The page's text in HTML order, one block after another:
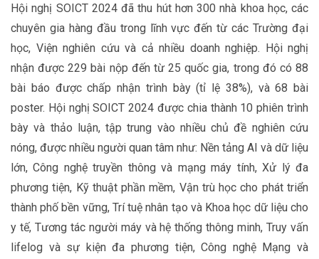
Hội nghị SOICT 2024 đã thu hút hơn 300 nhà khoa học, các
chuyên gia hàng đầu trong lĩnh vực đến từ các Trường đại
học, Viện nghiên cứu và cả nhiều doanh nghiệp. Hội nghị
nhận được 229 bài nộp đến từ 25 quốc gia, trong đó có 88
bài báo được chấp nhận trình bày (tỉ lệ 38%), và 68 bài
poster. Hội nghị SOICT 2024 được chia thành 10 phiên trình
bày và thảo luận, tập trung vào nhiều chủ đề nghiên cứu
nóng, được nhiều người quan tâm như: Nền tảng AI và dữ liệu
lớn, Công nghệ truyền thông và mạng máy tính, Xử lý đa
phương tiện, Kỹ thuật phần mềm, Vận trù học cho phát triển
thành phố bền vững, Trí tuệ nhân tạo và Khoa học dữ liệu cho
y tế, Tương tác người máy và hệ thống thông minh, Truy vấn
lifelog và sự kiện đa phương tiện, Công nghệ Mạng và